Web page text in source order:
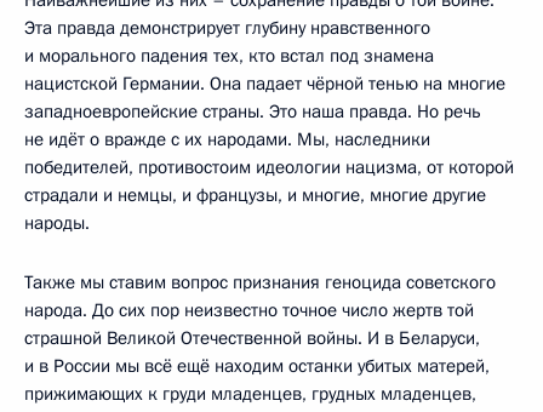
Эта правда демонстрирует глубину нравственного
и морального падения тех, кто встал под знамена
нацистской Германии. Она падает чёрной тенью на многие
западноевропейские страны. Это наша правда. Но речь
не идёт о вражде с их народами. Мы, наследники
победителей, противостоим идеологии нацизма, от которой
страдали и немцы, и французы, и многие, многие другие
народы.
Также мы ставим вопрос признания геноцида советского
народа. До сих пор неизвестно точное число жертв той
страшной Великой Отечественной войны. И в Беларуси,
и в России мы всё ещё находим останки убитых матерей,
прижимающих к груди младенцев, грудных младенцев,